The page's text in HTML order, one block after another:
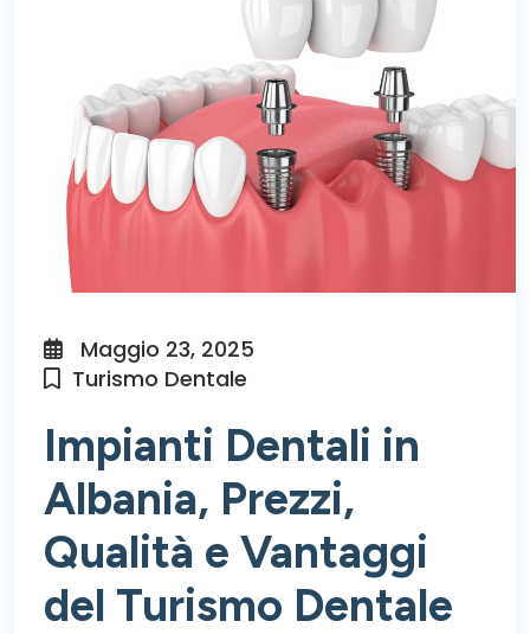
Maggio 23, 2025
Turismo Dentale
Impianti Dentali in
Albania, Prezzi,
Qualità e Vantaggi
del Turismo Dentale